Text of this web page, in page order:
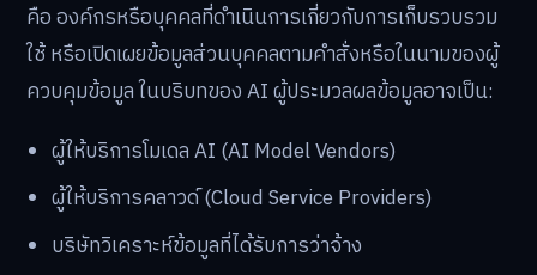
คือ องค์กรหรือบุคคลที่ดำเนินการเกี่ยวกับการเก็บรวบรวม
ใช้ หรือเปิดเผยข้อมูลส่วนบุคคลตามคำสั่งหรือในนามของผู้
ควบคุมข้อมูล ในบริบทของ AI ผู้ประมวลผลข้อมูลอาจเป็น:
ผู้ให้บริการโมเดล AI (AI Model Vendors)
ผู้ให้บริการคลาวด์ (Cloud Service Providers)
บริษัทวิเคราะห์ข้อมูลที่ได้รับการว่าจ้าง